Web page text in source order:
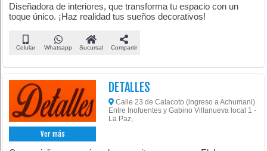
Diseñadora de interiores, que transforma tu espacio con un
toque único. ¡Haz realidad tus sueños decorativos!
Celular Whatsapp Sucursal Compartir
Ver más
DETALLES
Calle 23 de Calacoto (ingreso a Achumani)
Entre Inofuentes y Gabino Villanueva local 1 -
La Paz,